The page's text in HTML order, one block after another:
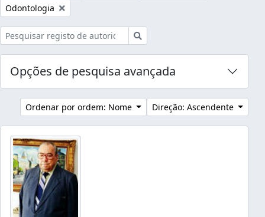
Remover filtro:
Odontologia
Opções de pesquisa avançada
Ordenar por ordem: Nome Direção: Ascendente